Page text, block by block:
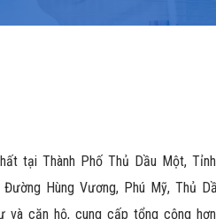
tại Thành Phố Thủ Dầu Một,
Hùng Vương, Phú Mỹ, Thủ
căn hộ, cung cấp tổng cộng